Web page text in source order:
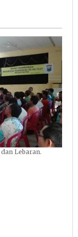
Lebaran.